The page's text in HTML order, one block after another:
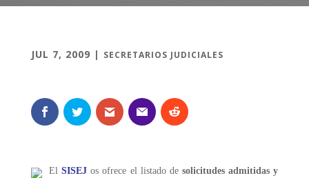
JUL 7, 2009 | SECRETARIOS JUDICIALES
ElSISEJ os ofrece el listado de solicitudes admitidas y